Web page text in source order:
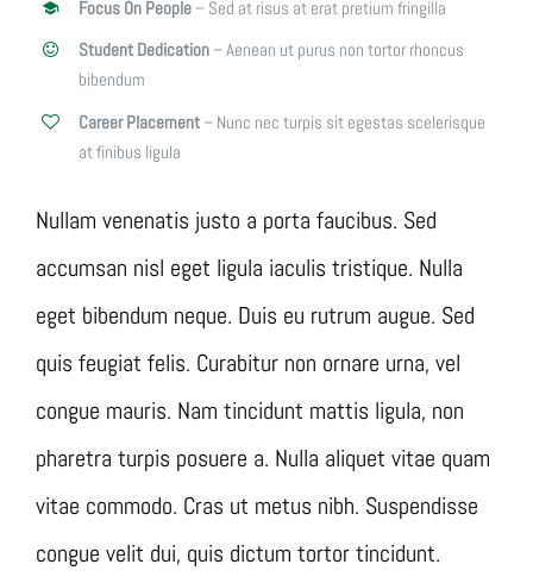
Focus On People– Sed at risus at erat pretium fringilla
Student Dedication– Aenean ut purus non tortor rhoncus
bibendum
Career Placement– Nunc nec turpis sit egestas scelerisque
at finibus ligula
Nullam venenatis justo a porta faucibus. Sed
accumsan nisl eget ligula iaculis tristique. Nulla
eget bibendum neque. Duis eu rutrum augue. Sed
quis feugiat felis. Curabitur non ornare urna, vel
congue mauris. Nam tincidunt mattis ligula, non
pharetra turpis posuere a. Nulla aliquet vitae quam
vitae commodo. Cras ut metus nibh. Suspendisse
congue velit dui, quis dictum tortor tincidunt.